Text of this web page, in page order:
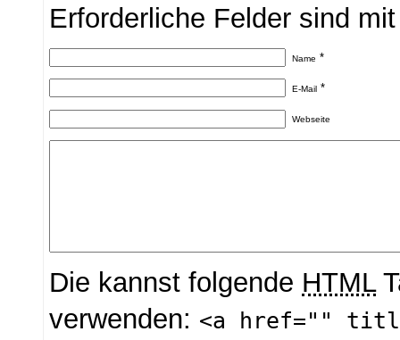
Erforderliche Felder sind
Name *
E-Mail *
Webseite
Die kannst folgende HTML
verwenden: <a href=""